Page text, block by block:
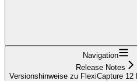
Navigation
Release Notes
Versionshinweise zu FlexiCapture 12